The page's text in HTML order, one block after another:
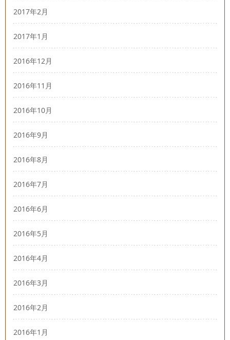
2017年2月
2017年1月
2016年12月
2016年11月
2016年10月
2016年9月
2016年8月
2016年7月
2016年6月
2016年5月
2016年4月
2016年3月
2016年2月
2016年1月